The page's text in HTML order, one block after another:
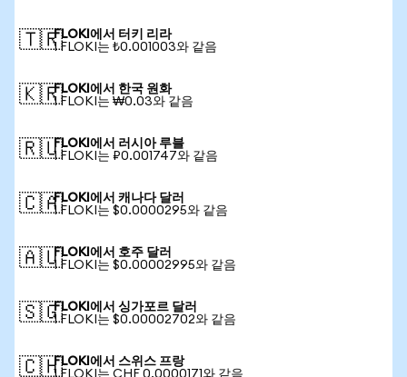
🇹🇷FLOKI에서 터키 리라
1 FLOKI는 ₺0.001003와 같음
🇰🇷FLOKI에서 한국 원화
1 FLOKI는 ₩0.03와 같음
🇷🇺FLOKI에서 러시아 루블
1 FLOKI는 ₽0.001747와 같음
🇨🇦FLOKI에서 캐나다 달러
1 FLOKI는 $0.0000295와 같음
🇦🇺FLOKI에서 호주 달러
1 FLOKI는 $0.00002995와 같음
🇸🇬FLOKI에서 싱가포르 달러
1 FLOKI는 $0.00002702와 같음
🇨🇭FLOKI에서 스위스 프랑
1 FLOKI는 CHF 0.0000171와 같음